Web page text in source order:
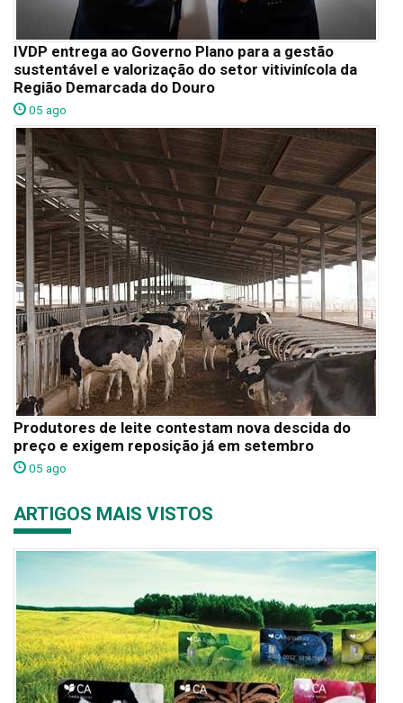
IVDP entrega ao Governo Plano para a gestão
sustentável e valorização do setor vitivinícola da
Região Demarcada do Douro
05 ago
Produtores de leite contestam nova descida do
preço e exigem reposição já em setembro
05 ago
ARTIGOS MAIS VISTOS